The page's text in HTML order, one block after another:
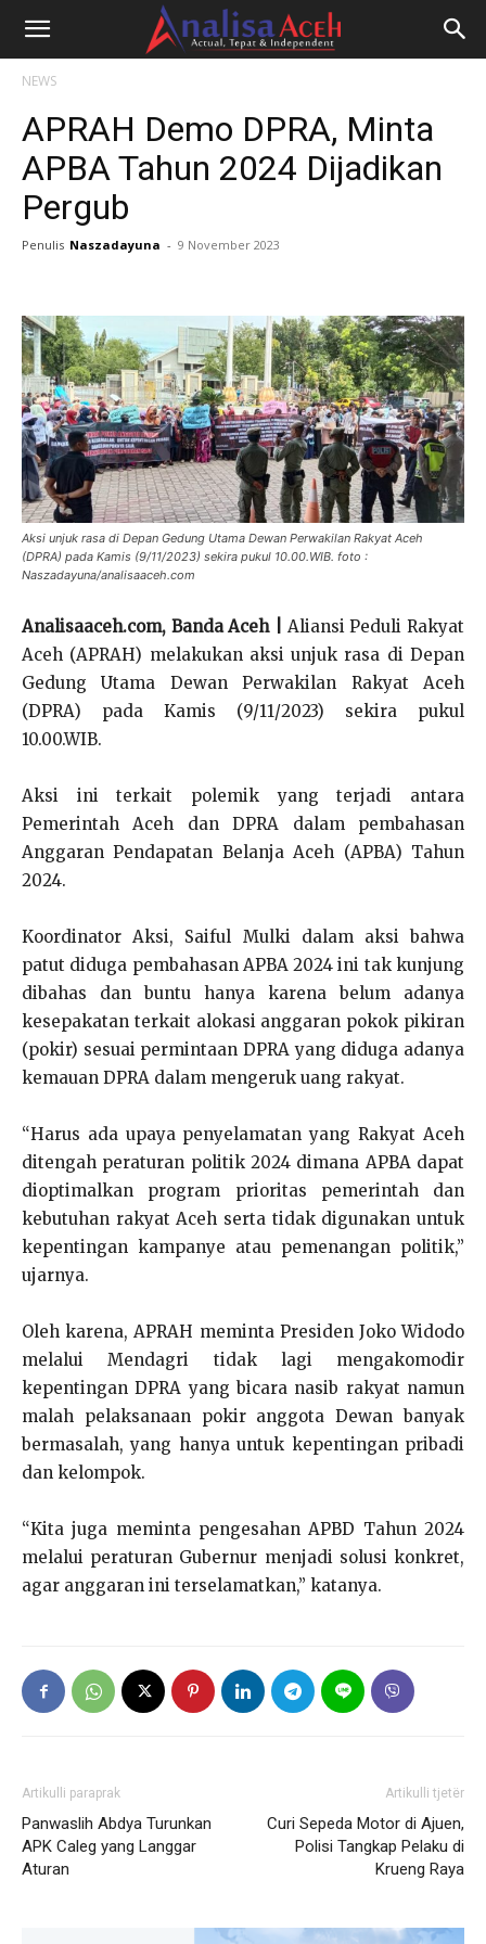
NEWS
APRAH Demo DPRA, Minta
APBA Tahun 2024 Dijadikan
Pergub
Penulis Naszadayuna - 9 November 2023
Aksi unjuk rasa di Depan Gedung Utama Dewan Perwakilan Rakyat Aceh
(DPRA) pada Kamis (9/11/2023) sekira pukul 10.00.WIB. foto :
Naszadayuna/analisaaceh.com
Analisaaceh.com, Banda Aceh |
Aliansi Peduli Rakyat
Aceh (APRAH) melakukan aksi unjuk rasa di Depan
Gedung Utama Dewan Perwakilan Rakyat Aceh
(DPRA) pada Kamis (9/11/2023) sekira pukul
10.00.WIB.
Aksi ini terkait polemik yang terjadi antara
Pemerintah Aceh dan DPRA dalam pembahasan
Anggaran Pendapatan Belanja Aceh (APBA) Tahun
2024.
Koordinator Aksi, Saiful Mulki dalam aksi bahwa
patut diduga pembahasan APBA 2024 ini tak kunjung
dibahas dan buntu hanya karena belum adanya
kesepakatan terkait alokasi anggaran pokok pikiran
(pokir) sesuai permintaan DPRA yang diduga adanya
kemauan DPRA dalam mengeruk uang rakyat.
“Harus ada upaya penyelamatan yang Rakyat Aceh
ditengah peraturan politik 2024 dimana APBA dapat
dioptimalkan program prioritas pemerintah dan
kebutuhan rakyat Aceh serta tidak digunakan untuk
kepentingan kampanye atau pemenangan politik,”
ujarnya.
Oleh karena, APRAH meminta Presiden Joko Widodo
melalui Mendagri tidak lagi mengakomodir
kepentingan DPRA yang bicara nasib rakyat namun
malah pelaksanaan pokir anggota Dewan banyak
bermasalah, yang hanya untuk kepentingan pribadi
dan kelompok.
“Kita juga meminta pengesahan APBD Tahun 2024
melalui peraturan Gubernur menjadi solusi konkret,
agar anggaran ini terselamatkan,” katanya.
Artikulli paraprak
Panwaslih Abdya Turunkan
APK Caleg yang Langgar
Aturan
Artikulli tjetër
Curi Sepeda Motor di Ajuen,
Polisi Tangkap Pelaku di
Krueng Raya